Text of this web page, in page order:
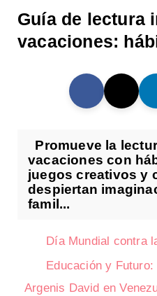
Guía de lectura
vacaciones:
Promueve la
vacaciones con
juegos creativos y
despiertan
famil...
Día Mundial contra
Educación y
Argenis David en